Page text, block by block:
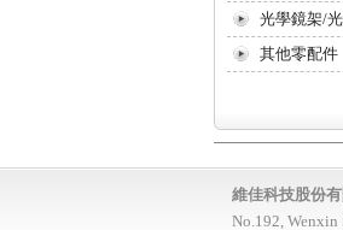
光學鏡架/
其他零配件
維佳科技股份有
No.192, Wenxin